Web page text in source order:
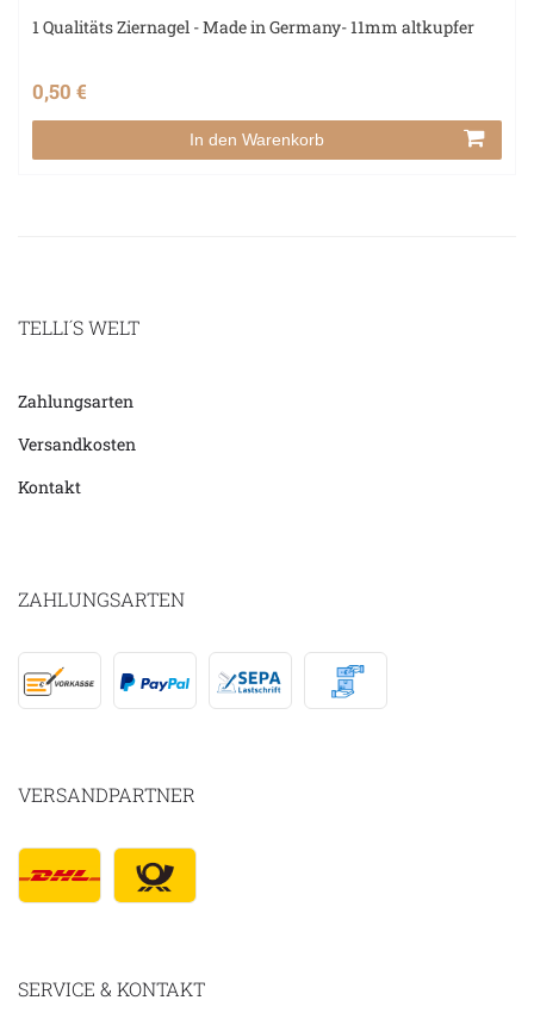
1 Qualitäts Ziernagel - Made in Germany- 11mm altkupfer
0,50 €
In den Warenkorb
TELLI´S WELT
Zahlungsarten
Versandkosten
Kontakt
ZAHLUNGSARTEN
VERSANDPARTNER
SERVICE & KONTAKT